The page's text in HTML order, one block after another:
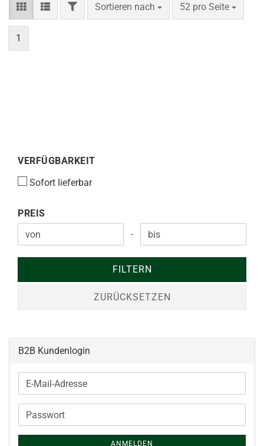
FILTERSortieren nach
Sortieren nach 52 pro Seite
pro Seite
1
VERFÜGBARKEIT
VERFÜGBARKEIT
Sofort lieferbar
PREIS
PREIS
Preis bis
-
FILTERN
ZURÜCKSETZEN
B2B Kundenlogin
E-
Mail-
Adresse
Passwort
ANMELDEN